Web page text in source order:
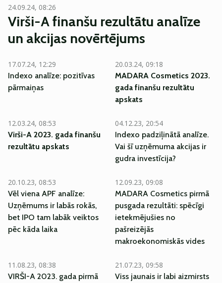
24.09.24, 08:26
Virši-A finanšu rezultātu analīze
un akcijas novērtējums
17.07.24, 12:29
Indexo analīze: pozitīvas
pārmaiņas
20.03.24, 09:18
MADARA Cosmetics 2023.
gada finanšu rezultātu
apskats
12.03.24, 08:53
Virši-A 2023. gada finanšu
rezultātu apskats
04.12.23, 20:54
Indexo padziļinātā analīze.
Vai šī uzņēmuma akcijas ir
gudra investīcija?
20.10.23, 08:53
Vēl viena APF analīze:
Uzņēmums ir labās rokās,
bet IPO tam labāk veiktos
pēc kāda laika
12.09.23, 09:08
MADARA Cosmetics pirmā
pusgada rezultāti: spēcīgi
ietekmējušies no
pašreizējās
makroekonomiskās vides
11.08.23, 08:38
VIRŠI-A 2023. gada pirmā
21.07.23, 09:58
Viss jaunais ir labi aizmirsts